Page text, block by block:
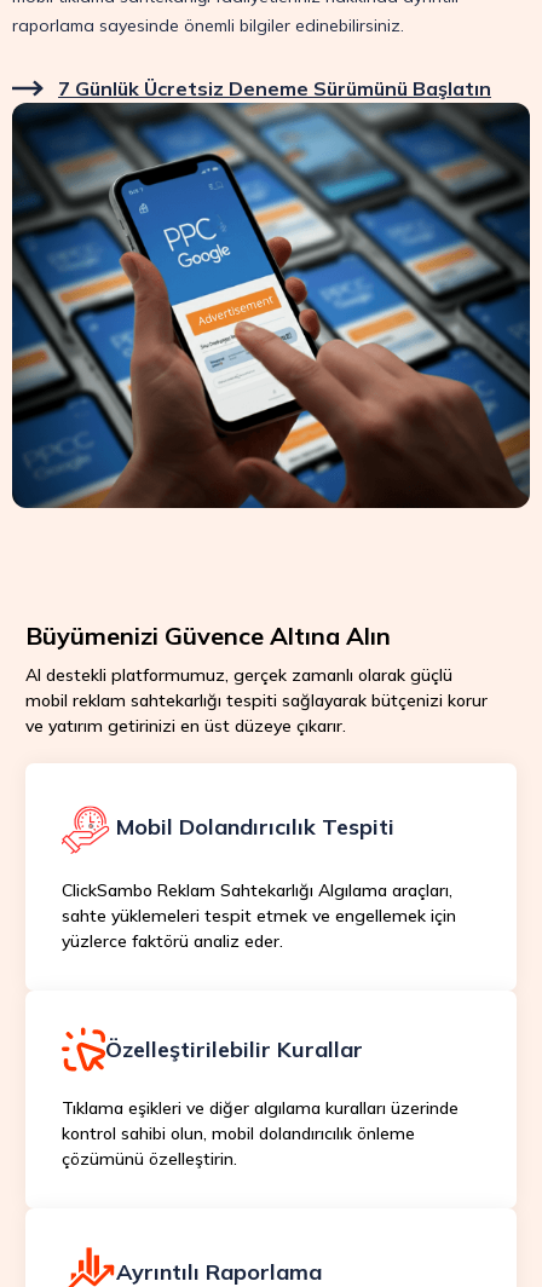
raporlama sayesinde önemli bilgiler edinebilirsiniz.
7 Günlük Ücretsiz Deneme Sürümünü Başlatın
Büyümenizi Güvence Altına Alın
AI destekli platformumuz, gerçek zamanlı olarak güçlü
mobil reklam sahtekarlığı tespiti sağlayarak bütçenizi korur
ve yatırım getirinizi en üst düzeye çıkarır.
Mobil Dolandırıcılık Tespiti
ClickSambo Reklam Sahtekarlığı Algılama araçları,
sahte yüklemeleri tespit etmek ve engellemek için
yüzlerce faktörü analiz eder.
Özelleştirilebilir Kurallar
Tıklama eşikleri ve diğer algılama kuralları üzerinde
kontrol sahibi olun, mobil dolandırıcılık önleme
çözümünü özelleştirin.
Ayrıntılı Raporlama